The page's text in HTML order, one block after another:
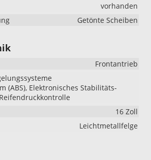
vorhanden
Getönte Scheiben
Frontantrieb
(ABS), Elektronisches Stabilitäts-
16 Zoll
Leichtmetallfelge